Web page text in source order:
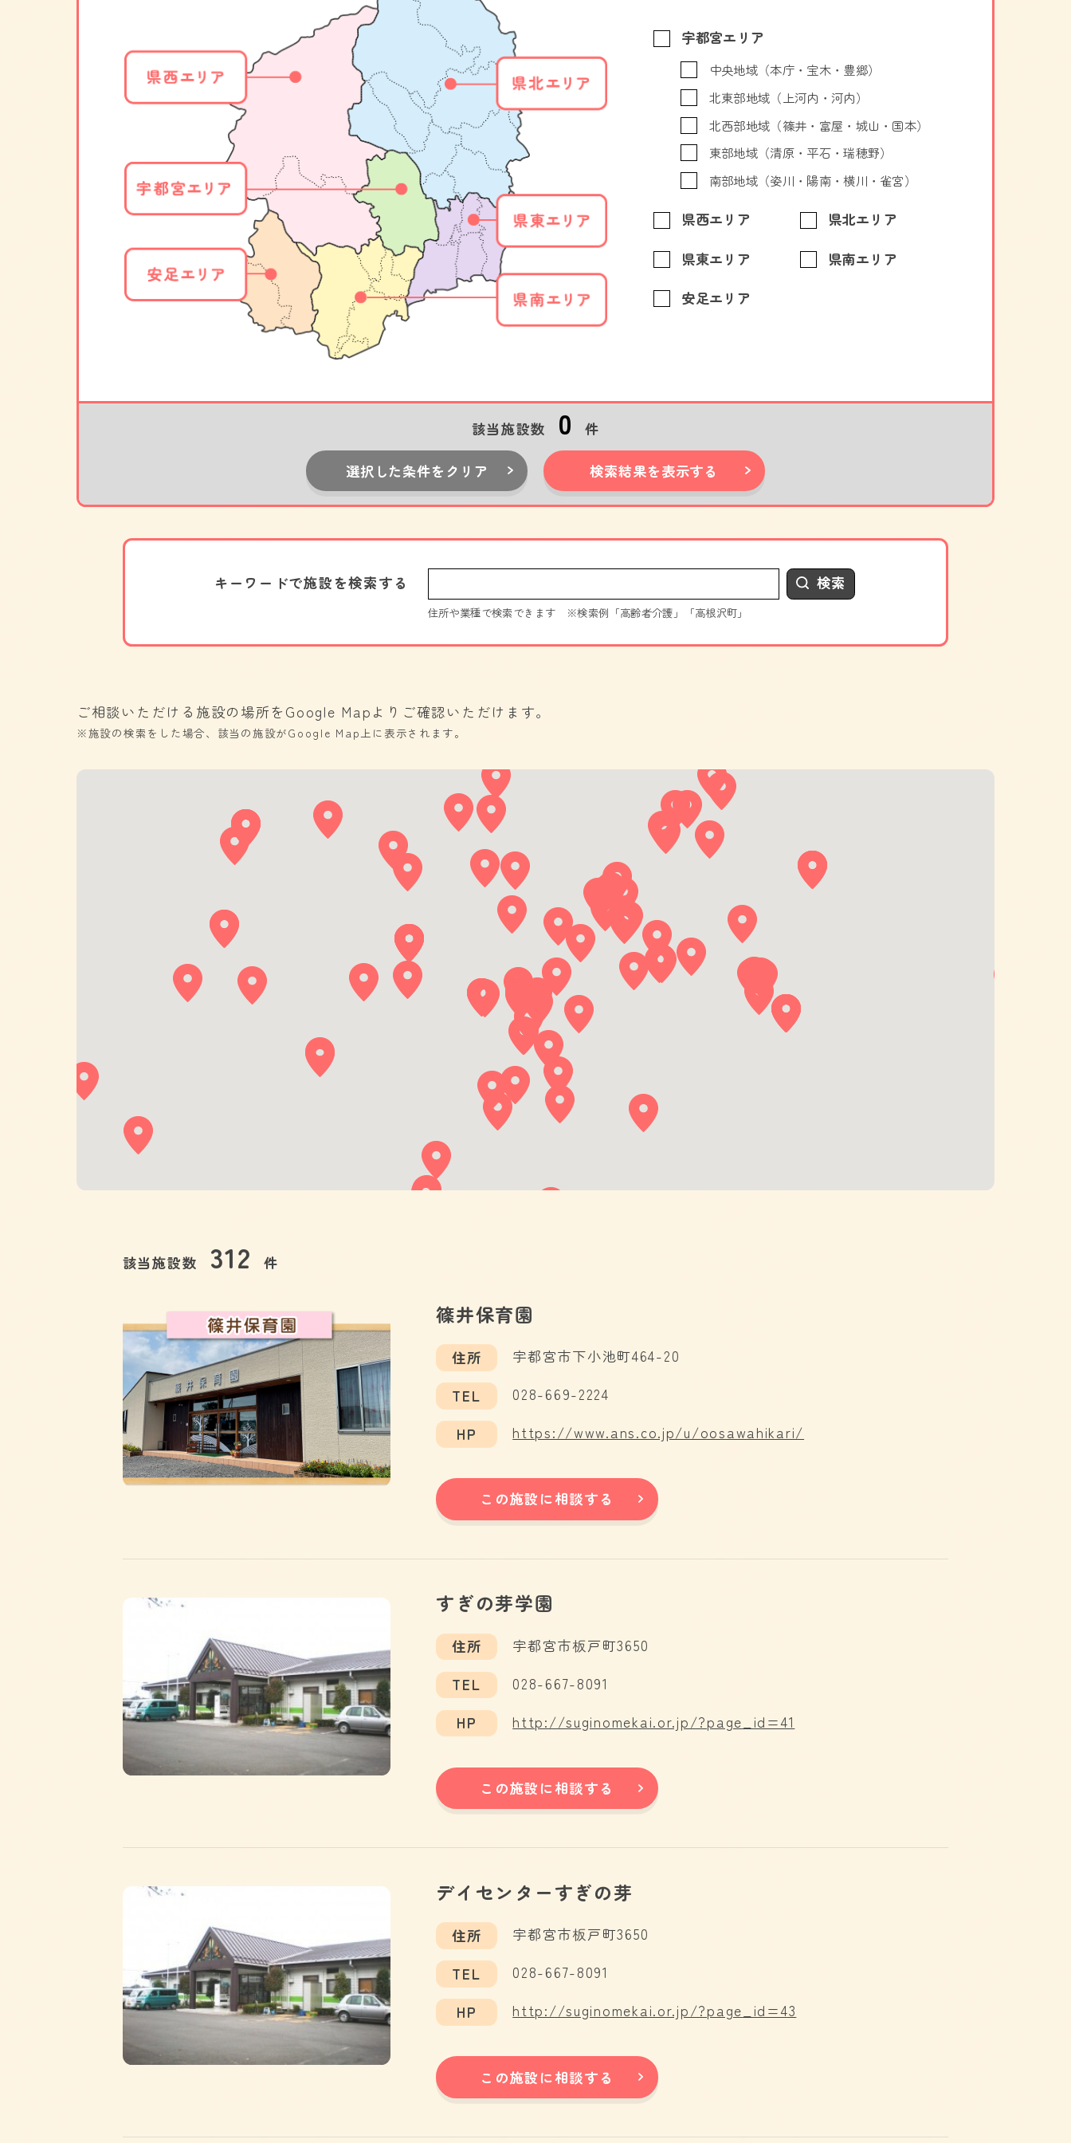
宇都宮エリア
中央地域（本庁・宝木・豊郷）
北東部地域（上河内・河内）
北西部地域（篠井・富屋・城山・国本）
東部地域（清原・平石・瑞穂野）
南部地域（姿川・陽南・横川・雀宮）
県西エリア
県北エリア
県東エリア
県南エリア
安足エリア
該当施設数 0 件
選択した条件をクリア 検索結果を表示する
キーワードで施設を検索する 検索
住所や業種で検索できます ※検索例「高齢者介護」「高根沢町」
ご相談いただける施設の場所をGoogle Mapよりご確認いただけます。
※施設の検索をした場合、該当の施設がGoogle Map上に表示されます。
該当施設数 312 件
篠井保育園
住所
宇都宮市下小池町464-20
TEL
028-669-2224
HP
https://www.ans.co.jp/u/oosawahikari/
この施設に相談する
すぎの芽学園
住所
宇都宮市板戸町3650
TEL
028-667-8091
HP
http://suginomekai.or.jp/?page_id=41
この施設に相談する
デイセンターすぎの芽
住所
宇都宮市板戸町3650
TEL
028-667-8091
HP
http://suginomekai.or.jp/?page_id=43
この施設に相談する